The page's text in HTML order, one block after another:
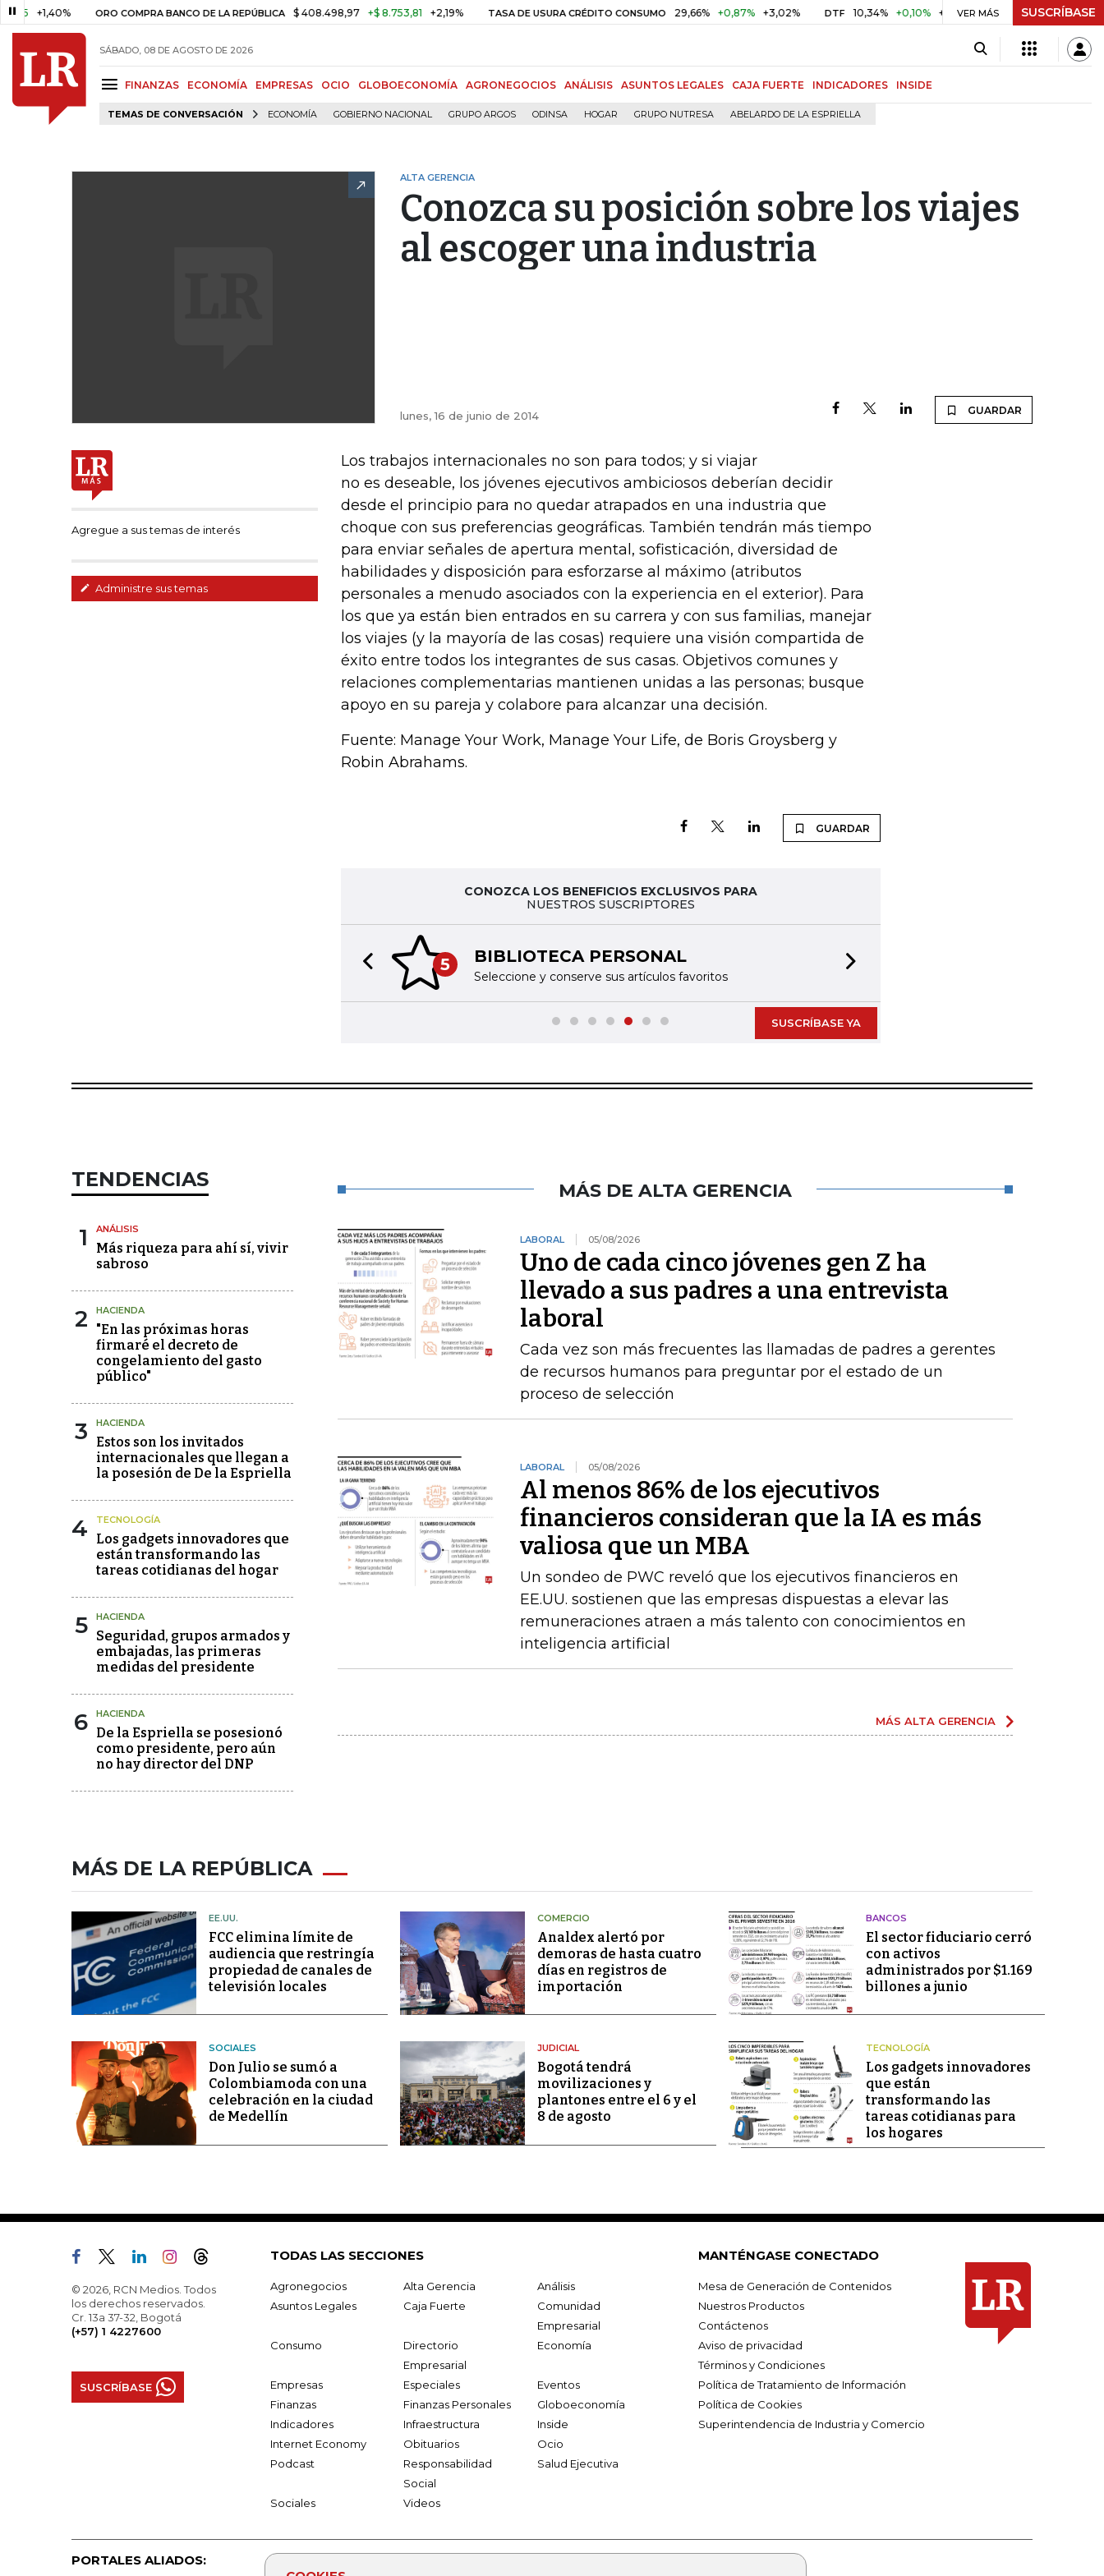
+1,40% ORO COMPRA BANCO DE LA REPÚBLICA $ 408.498,97 +$ 8.753,81 +2,19% TASA DE USURA CRÉDITO CONSUMO 29,66% +0,87% +3,02% DTF 10,34% +0,10% +0,98% UVR $ 416,96 +$ 0,05
VER MÁS SUSCRÍBASE
SÁBADO, 08 DE AGOSTO DE 2026
FINANZAS ECONOMÍA EMPRESAS OCIO GLOBOECONOMÍA AGRONEGOCIOS ANÁLISIS ASUNTOS LEGALES CAJA FUERTE INDICADORES INSIDE
TEMAS DE CONVERSACIÓN ECONOMÍA GOBIERNO NACIONAL GRUPO ARGOS ODINSA HOGAR GRUPO NUTRESA ABELARDO DE LA ESPRIELLA
ALTA GERENCIA
Conozca su posición sobre los viajes
al escoger una industria
lunes, 16 de junio de 2014 GUARDAR
Agregue a sus temas de interés
Administre sus temas
Los trabajos internacionales no son para todos; y si viajar
no es deseable, los jóvenes ejecutivos ambiciosos deberían decidir
desde el principio para no quedar atrapados en una industria que
choque con sus preferencias geográficas. También tendrán más tiempo
para enviar señales de apertura mental, sofisticación, diversidad de
habilidades y disposición para esforzarse al máximo (atributos
personales a menudo asociados con la experiencia en el exterior). Para
los que ya están bien entrados en su carrera y con sus familias, manejar
los viajes (y la mayoría de las cosas) requiere una visión compartida de
éxito entre todos los integrantes de sus casas. Objetivos comunes y
relaciones complementarias mantienen unidas a las personas; busque
apoyo en su pareja y colabore para alcanzar una decisión.
Fuente: Manage Your Work, Manage Your Life, de Boris Groysberg y
Robin Abrahams.
GUARDAR
CONOZCA LOS BENEFICIOS EXCLUSIVOS PARA
NUESTROS SUSCRIPTORES
5 BIBLIOTECA PERSONAL
Seleccione y conserve sus artículos favoritos
Previous slide
SUSCRÍBASE YA
TENDENCIAS
1 ANÁLISIS
Más riqueza para ahí sí, vivir
sabroso
2 HACIENDA
"En las próximas horas
firmaré el decreto de
congelamiento del gasto
público"
3 HACIENDA
Estos son los invitados
internacionales que llegan a
la posesión de De la Espriella
4 TECNOLOGÍA
Los gadgets innovadores que
están transformando las
tareas cotidianas del hogar
5 HACIENDA
Seguridad, grupos armados y
embajadas, las primeras
medidas del presidente
6 HACIENDA
De la Espriella se posesionó
como presidente, pero aún
no hay director del DNP
MÁS DE ALTA GERENCIA
LABORAL 05/08/2026
Uno de cada cinco jóvenes gen Z ha
llevado a sus padres a una entrevista
laboral
Cada vez son más frecuentes las llamadas de padres a gerentes
de recursos humanos para preguntar por el estado de un
proceso de selección
LABORAL 05/08/2026
Al menos 86% de los ejecutivos
financieros consideran que la IA es más
valiosa que un MBA
Un sondeo de PWC reveló que los ejecutivos financieros en
EE.UU. sostienen que las empresas dispuestas a elevar las
remuneraciones atraen a más talento con conocimientos en
inteligencia artificial
MÁS ALTA GERENCIA
MÁS DE LA REPÚBLICA
EE.UU.
FCC elimina límite de
audiencia que restringía
propiedad de canales de
televisión locales
COMERCIO
Analdex alertó por
demoras de hasta cuatro
días en registros de
importación
BANCOS
El sector fiduciario cerró
con activos
administrados por $1.169
billones a junio
SOCIALES
Don Julio se sumó a
Colombiamoda con una
celebración en la ciudad
de Medellín
JUDICIAL
Bogotá tendrá
movilizaciones y
plantones entre el 6 y el
8 de agosto
TECNOLOGÍA
Los gadgets innovadores
que están
transformando las
tareas cotidianas para
los hogares
© 2026, RCN Medios. Todos
los derechos reservados.
Cr. 13a 37-32, Bogotá
(+57) 1 4227600
SUSCRÍBASE
TODAS LAS SECCIONES
Agronegocios Alta Gerencia
Análisis
Asuntos Legales
Caja Fuerte
Comunidad
Empresarial
Consumo
Directorio
Empresarial
Economía
Empresas Especiales
Eventos
Finanzas
Finanzas Personales
Globoeconomía
Indicadores
Infraestructura
Inside
Internet Economy
Obituarios
Ocio
Podcast
Responsabilidad
Social
Salud Ejecutiva
Sociales Videos
MANTÉNGASE CONECTADO
Mesa de Generación de Contenidos
Nuestros Productos
Contáctenos
Aviso de privacidad
Términos y Condiciones
Política de Tratamiento de Información
Política de Cookies
Superintendencia de Industria y Comercio
PORTALES ALIADOS: